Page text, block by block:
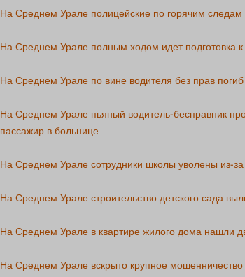
На Среднем Урале полицейские по горячим
На Среднем Урале полным ходом идет подготовка
На Среднем Урале по вине водителя без прав
На Среднем Урале пьяный водитель-бесправник
пассажир в больнице
На Среднем Урале сотрудники школы уволены из-
На Среднем Урале строительство детского сада
На Среднем Урале в квартире жилого дома нашли
На Среднем Урале вскрыто крупное